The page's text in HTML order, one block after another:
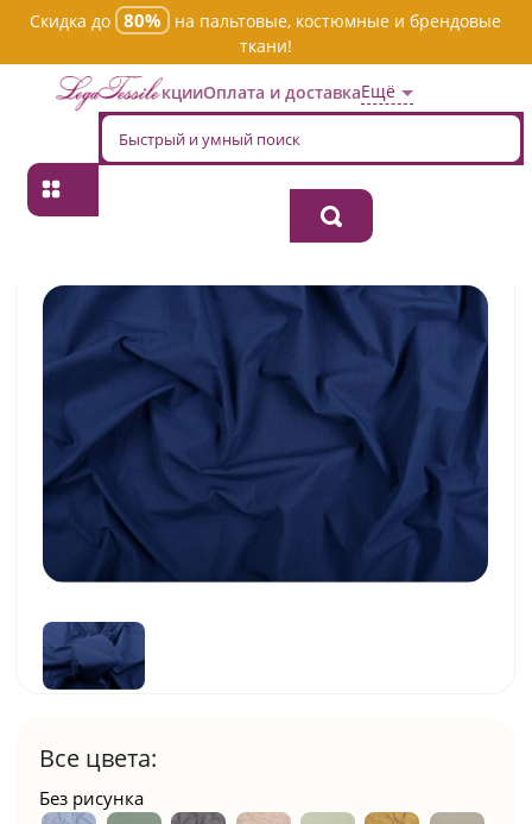
Скидка до 80%
на пальтовые, костюмные и брендовые
ткани!
АкцииОплата и доставкаЕщё
Главная
Ткань хлопок плательно-
Все цвета:
Без рисунка